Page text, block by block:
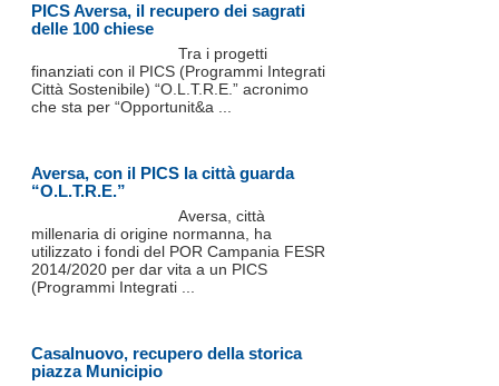
PICS Aversa, il recupero dei sagrati
delle 100 chiese
Tra i progetti
finanziati con il PICS (Programmi Integrati
Città Sostenibile) “O.L.T.R.E.” acronimo
che sta per “Opportunit&a ...
Aversa, con il PICS la città guarda
“O.L.T.R.E.”
Aversa, città
millenaria di origine normanna, ha
utilizzato i fondi del POR Campania FESR
2014/2020 per dar vita a un PICS
(Programmi Integrati ...
Casalnuovo, recupero della storica
piazza Municipio